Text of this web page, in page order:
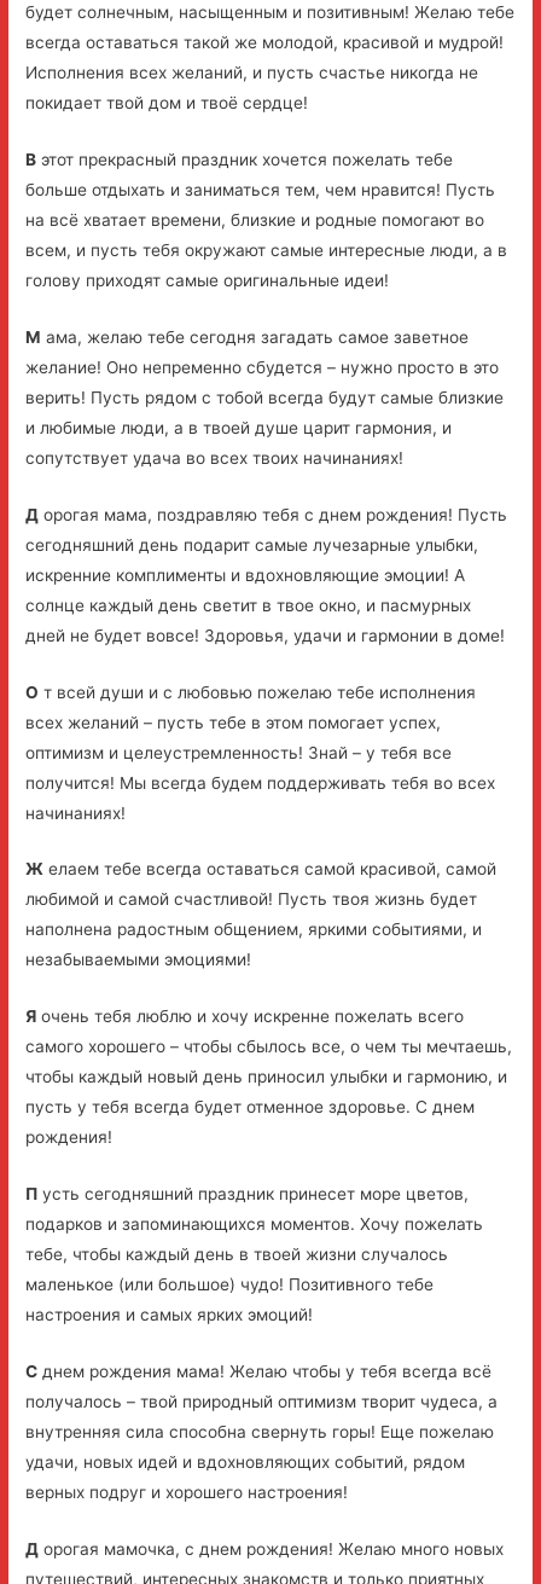
будет солнечным, насыщенным и позитивным! Желаю тебе
всегда оставаться такой же молодой, красивой и мудрой!
Исполнения всех желаний, и пусть счастье никогда не
покидает твой дом и твоё сердце!
В этот прекрасный праздник хочется пожелать тебе
больше отдыхать и заниматься тем, чем нравится! Пусть
на всё хватает времени, близкие и родные помогают во
всем, и пусть тебя окружают самые интересные люди, а в
голову приходят самые оригинальные идеи!
М ама, желаю тебе сегодня загадать самое заветное
желание! Оно непременно сбудется – нужно просто в это
верить! Пусть рядом с тобой всегда будут самые близкие
и любимые люди, а в твоей душе царит гармония, и
сопутствует удача во всех твоих начинаниях!
Д орогая мама, поздравляю тебя с днем рождения! Пусть
сегодняшний день подарит самые лучезарные улыбки,
искренние комплименты и вдохновляющие эмоции! А
солнце каждый день светит в твое окно, и пасмурных
дней не будет вовсе! Здоровья, удачи и гармонии в доме!
О т всей души и с любовью пожелаю тебе исполнения
всех желаний – пусть тебе в этом помогает успех,
оптимизм и целеустремленность! Знай – у тебя все
получится! Мы всегда будем поддерживать тебя во всех
начинаниях!
Ж елаем тебе всегда оставаться самой красивой, самой
любимой и самой счастливой! Пусть твоя жизнь будет
наполнена радостным общением, яркими событиями, и
незабываемыми эмоциями!
Я очень тебя люблю и хочу искренне пожелать всего
самого хорошего – чтобы сбылось все, о чем ты мечтаешь,
чтобы каждый новый день приносил улыбки и гармонию, и
пусть у тебя всегда будет отменное здоровье. С днем
рождения!
П усть сегодняшний праздник принесет море цветов,
подарков и запоминающихся моментов. Хочу пожелать
тебе, чтобы каждый день в твоей жизни случалось
маленькое (или большое) чудо! Позитивного тебе
настроения и самых ярких эмоций!
С днем рождения мама! Желаю чтобы у тебя всегда всё
получалось – твой природный оптимизм творит чудеса, а
внутренняя сила способна свернуть горы! Еще пожелаю
удачи, новых идей и вдохновляющих событий, рядом
верных подруг и хорошего настроения!
Д орогая мамочка, с днем рождения! Желаю много новых
путешествий, интересных знакомств и только приятных